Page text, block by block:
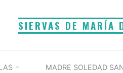
SIERVAS DE MARÍA
MADRE SOLEDAD